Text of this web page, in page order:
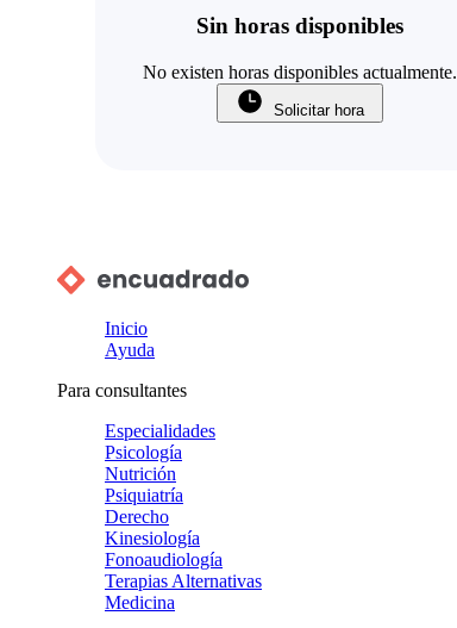
Sin horas disponibles
No existen horas disponibles actualmente.
Solicitar hora
Inicio
Ayuda
Para consultantes
Especialidades
Psicología
Nutrición
Psiquiatría
Derecho
Kinesiología
Fonoaudiología
Terapias Alternativas
Medicina